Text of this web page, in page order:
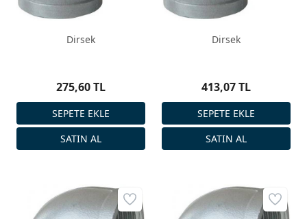
Dirsek
275,60 TL
Dirsek
413,07 TL